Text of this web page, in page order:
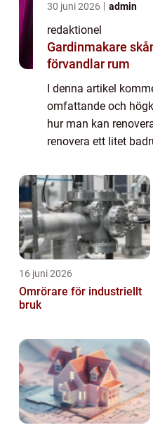
30 juni 2026 admin
redaktionel
Gardinmakare skåne hantverk
förvandlar rum
I denna artikel
omfattande och
hur man kan
renovera ett litet
utrymmena, men
design kan du ska...
16 juni 2026
Omrörare för industriellt
bruk